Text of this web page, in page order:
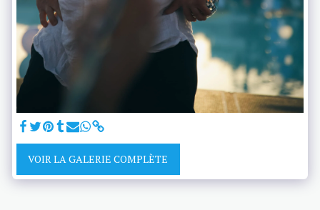
VOIR LA GALERIE COMPLÈTE